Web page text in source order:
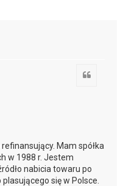
Mam spółka
w 1988 r. Jestem
nabicia towaru po
się w Polsce.